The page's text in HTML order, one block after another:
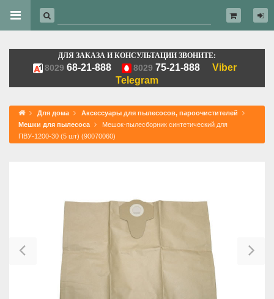
ДЛЯ ЗАКАЗА И КОНСУЛЬТАЦИИ ЗВОНИТЕ:
8029 68-21-888 8029 75-21-888
Viber
Telegram
Для дома
Аксессуары для пылесосов, пароочистителей
Мешки для пылесоса
Мешок-пылесборник синтетический для
ПВУ-1200-30 (5 шт) (90070060)
Previous